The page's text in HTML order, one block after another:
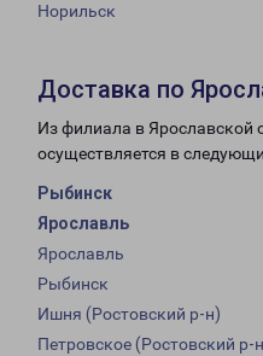
Норильск
Доставка по
Из филиала в Ярославской
осуществляется в
Рыбинск
Ярославль
Ярославль
Рыбинск
Ишня (Ростовский р-н)
Петровское (Ростовский р-